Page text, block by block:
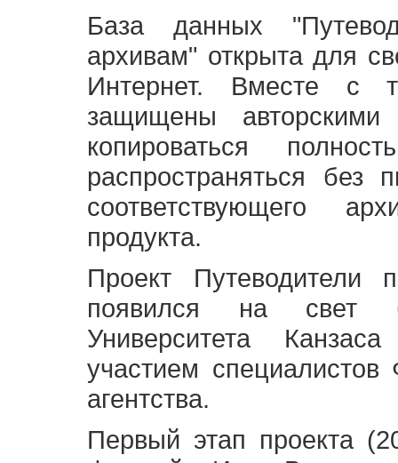
База данных
архивам" открыта для
Интернет. Вместе с
защищены
копироваться
распространяться без
соответствующего
продукта.
Проект Путеводители
появился на свет
Университета
участием специалистов
агентства.
Первый этап проекта